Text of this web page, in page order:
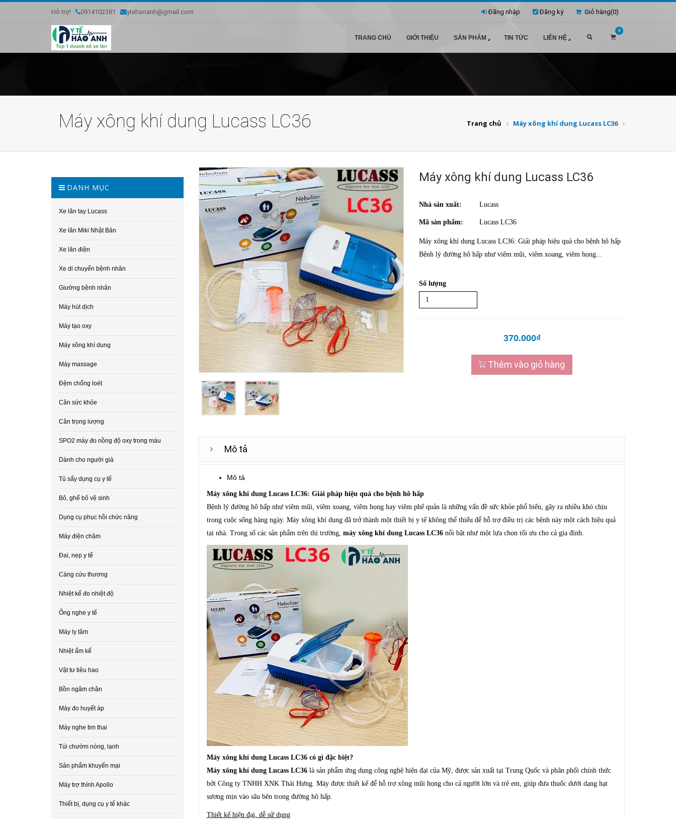
Hỗ trợ! 0914102381 ytehaoanh@gmail.com Giỏ hàng(0)
Đăng nhập Đăng ký
0
TRANG CHỦ GIỚI THIỆU SẢN PHẨM TIN TỨC LIÊN HỆ
Máy xông khí dung Lucass LC36 Trang chủ Máy xông khí dung Lucass LC36
DANH MỤC
Xe lăn tay Lucass
Xe lăn Miki Nhật Bản
Xe lăn điện
Xe di chuyển bệnh nhân
Giường bệnh nhân
Máy hút dịch
Máy tạo oxy
Máy xông khí dung
Máy massage
Đệm chống loét
Cân sức khỏe
Cân trọng lượng
SPO2 máy đo nồng độ oxy trong máu
Dành cho người già
Tủ sấy dụng cụ y tế
Bô, ghế bô vệ sinh
Dụng cụ phục hồi chức năng
Máy điện châm
Đai, nẹp y tế
Cáng cứu thương
Nhiệt kế đo nhiệt độ
Ống nghe y tế
Máy ly tâm
Nhiệt ẩm kế
Vật tư tiêu hao
Bồn ngâm chân
Máy đo huyết áp
Máy nghe tim thai
Túi chườm nóng, lạnh
Sản phẩm khuyến mại
Máy trợ thính Apollo
Thiết bị, dụng cụ y tế khác
Máy xông khí dung Lucass LC36
Nhà sản xuất: Lucass
Mã sản phẩm: Lucass LC36
Máy xông khí dung Lucass LC36: Giải pháp hiệu quả cho bệnh hô hấp
Bệnh lý đường hô hấp như viêm mũi, viêm xoang, viêm họng...
Số lượng
370.000₫
Thêm vào giỏ hàng
Mô tả
Mô tả
Máy xông khí dung Lucass LC36: Giải pháp hiệu quả cho bệnh hô hấp
Bệnh lý đường hô hấp như viêm mũi, viêm xoang, viêm họng hay viêm phế quản là những vấn đề sức khỏe phổ biến, gây ra nhiều khó chịu
trong cuộc sống hàng ngày. Máy xông khí dung đã trở thành một thiết bị y tế không thể thiếu để hỗ trợ điều trị các bệnh này một cách hiệu quả
tại nhà. Trong số các sản phẩm trên thị trường, máy xông khí dung Lucass LC36nổi bật như một lựa chọn tối ưu cho cả gia đình.
Máy xông khí dung Lucass LC36 có gì đặc biệt?
Máy xông khí dung Lucass LC36là sản phẩm ứng dụng công nghệ hiện đại của Mỹ, được sản xuất tại Trung Quốc và phân phối chính thức
bởi Công ty TNHH XNK Thái Hưng. Máy được thiết kế để hỗ trợ xông mũi họng cho cả người lớn và trẻ em, giúp đưa thuốc dưới dạng hạt
sương mịn vào sâu bên trong đường hô hấp.
Thiết kế hiện đại, dễ sử dụng